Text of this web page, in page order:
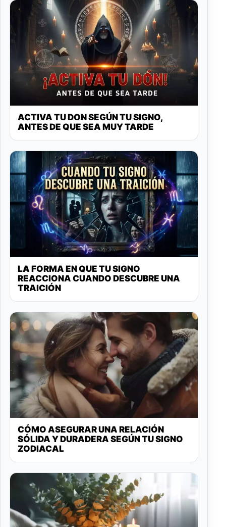
ACTIVA TU DON SEGÚN TU SIGNO,
ANTES DE QUE SEA MUY TARDE
LA FORMA EN QUE TU SIGNO
REACCIONA CUANDO DESCUBRE UNA
TRAICIÓN
CÓMO ASEGURAR UNA RELACIÓN
SÓLIDA Y DURADERA SEGÚN TU SIGNO
ZODIACAL